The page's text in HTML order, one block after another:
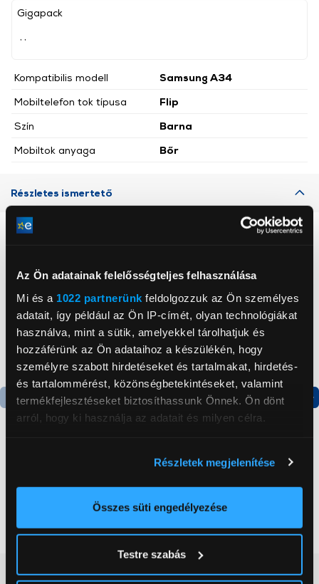
Az Ön adatainak felelősségteljes felhasználása
Mi és a 1022 partnerünk feldolgozzuk az Ön személyes
adatait, így például az Ön IP-címét, olyan technológiákat
használva, mint a sütik, amelyekkel tárolhatjuk és
hozzáférünk az Ön adataihoz a készülékén, hogy
személyre szabott hirdetéseket és tartalmakat, hirdetés-
és tartalommérést, közönségbetekintéseket, valamint
termékfejlesztéseket biztosíthassunk Önnek. Ön dönt
arról, hogy ki használja az adatait és milyen célra.
elhelyezkedéséről pár méteres pontossággal
Az Ön készülékén beazonosítása annak konkrét
módjairól és adja meg preferenciáit aRészletek
pontban. Bármikor módosíthatja vagy visszavonhatja a
Részletek megjelenítése
Összes süti engedélyezése
Testre szabás
Gigapack
Kompatibilis modell
Samsung A34
Mobiltelefon tok típusa
Flip
Szín
Barna
Mobiltok anyaga
Bőr
Részletes ismertető
Termék adatlap Termék adatlap
Gorenje N619EAXL4
179 999 Ft
Vásárlói vélemények(0)